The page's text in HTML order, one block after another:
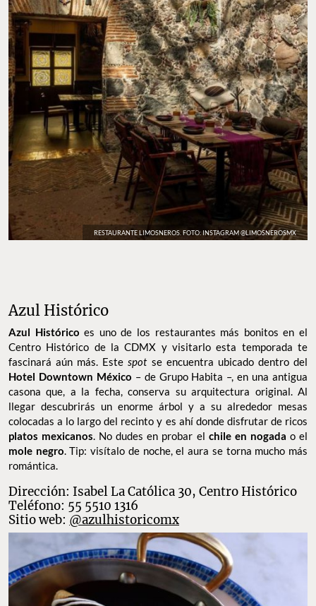
RESTAURANTE LIMOSNEROS. FOTO: INSTAGRAM @LIMOSNEROSMX
Azul Histórico
Azul Históricoes uno de los restaurantes más bonitos en el
Centro Histórico de la CDMX y visitarlo esta temporada te
fascinará aún más. Este spot se encuentra ubicado dentro del
Hotel Downtown México – de Grupo Habita –, en una antigua
casona que, a la fecha, conserva su arquitectura original. Al
llegar descubrirás un enorme árbol y a su alrededor mesas
colocadas a lo largo del recinto y es ahí donde disfrutar de ricos
platos mexicanos. No dudes en probar el chile en nogada o el
mole negro. Tip: visítalo de noche, el aura se torna mucho más
romántica.
Dirección: ​​Isabel La Católica 30, Centro Histórico
Teléfono: 55 5510 1316
Sitio web: @azulhistoricomx